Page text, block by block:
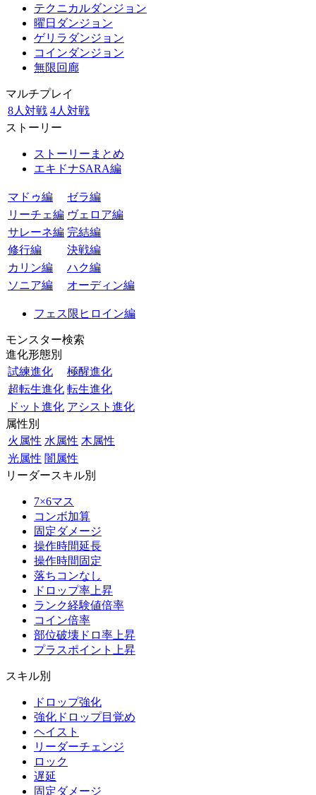
テクニカルダンジョン
曜日ダンジョン
ゲリラダンジョン
コインダンジョン
無限回廊
マルチプレイ
8人対戦 4人対戦
ストーリー
ストーリーまとめ
エキドナSARA編
マドゥ編
ゼラ編
リーチェ編 ヴェロア編
サレーネ編 完結編
修行編
決戦編
カリン編
ハク編
ソニア編
オーディン編
フェス限ヒロイン編
モンスター検索
進化形態別
試練進化
極醒進化
超転生進化 転生進化
ドット進化 アシスト進化
属性別
火属性 水属性 木属性
光属性 闇属性
リーダースキル別
7×6マス
コンボ加算
固定ダメージ
操作時間延長
操作時間固定
落ちコンなし
ドロップ率上昇
ランク経験値倍率
コイン倍率
部位破壊ドロ率上昇
プラスポイント上昇
スキル別
ドロップ強化
強化ドロップ目覚め
ヘイスト
リーダーチェンジ
ロック
遅延
固定ダメージ